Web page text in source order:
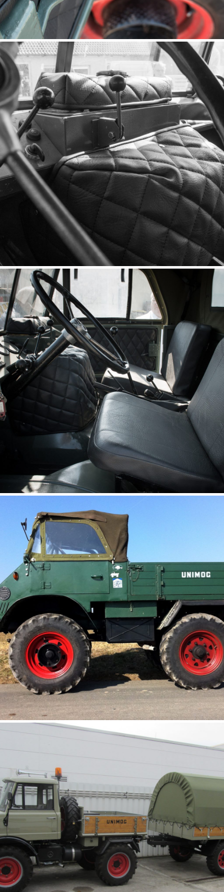
Capitonnage de porte U 411
Capitonnage cache moteur U
411
Unimog